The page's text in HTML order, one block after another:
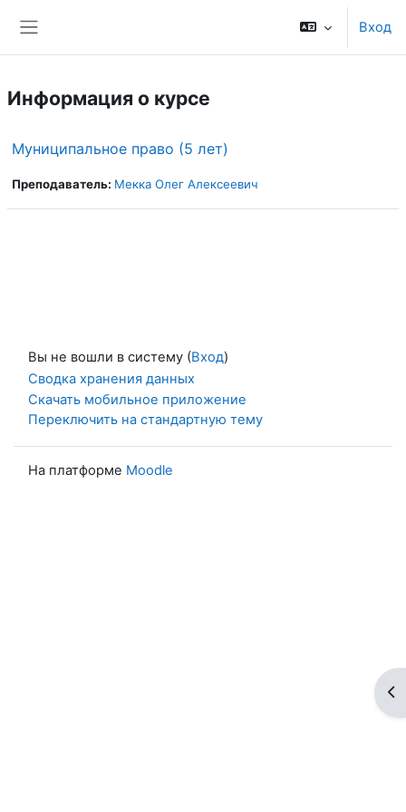
Вход
Информация о курсе
Муниципальное право (5 лет)
Преподаватель: Мекка Олег Алексеевич
Вы не вошли в систему (Вход)
Сводка хранения данных
Скачать мобильное приложение
Переключить на стандартную тему
На платформе Moodle